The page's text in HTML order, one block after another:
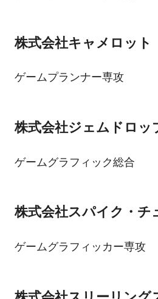
株式会社キャメロッ
ゲームプランナー専攻
株式会社ジェムドロ
ゲームグラフィック総合
株式会社スパイク・
ゲームグラフィッカー専攻